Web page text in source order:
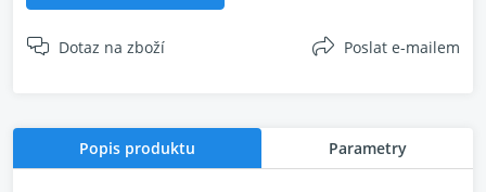
Dotaz na zboží Poslat e-mailem
Popis produktu Parametry